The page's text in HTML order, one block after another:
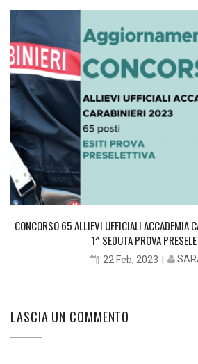
CONCORSO 65 ALLIEVI UFFICIALI
1^ SEDUTA PROVA
22 Feb, 2023
LASCIA UN COMMENTO